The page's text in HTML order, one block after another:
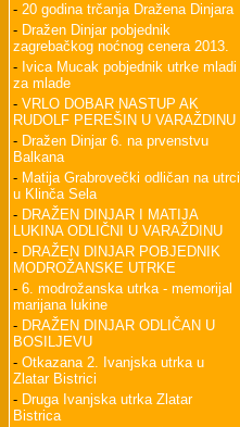
- 20 godina trčanja Dražena Dinjara
- Dražen Dinjar pobjednik
zagrebačkog noćnog cenera 2013.
- Ivica Mucak pobjednik utrke mladi
za mlade
- VRLO DOBAR NASTUP AK
RUDOLF PEREŠIN U VARAŽDINU
- Dražen Dinjar 6. na prvenstvu
Balkana
- Matija Grabrovečki odličan na utrci
u Klinča Sela
- DRAŽEN DINJAR I MATIJA
LUKINA ODLIČNI U VARAŽDINU
- DRAŽEN DINJAR POBJEDNIK
MODROŽANSKE UTRKE
- 6. modrožanska utrka - memorijal
marijana lukine
- DRAŽEN DINJAR ODLIČAN U
BOSILJEVU
- Otkazana 2. Ivanjska utrka u
Zlatar Bistrici
- Druga Ivanjska utrka Zlatar
Bistrica